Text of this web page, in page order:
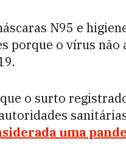
N95 e
porque o vírus
o surto
uma